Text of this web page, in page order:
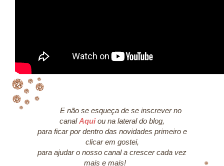
E não se esqueça de se inscrever no
canalAquiou na lateral do blog,
para ficar por dentro das novidades primeiro e
clicar em gostei,
para ajudar o nosso canal a crescer cada vez
mais e mais!